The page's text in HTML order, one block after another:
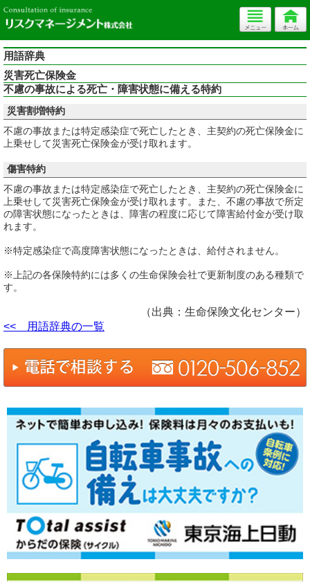
用語辞典
災害死亡保険金
不慮の事故による死亡・障害状態に備える特約
災害割増特約
不慮の事故または特定感染症で死亡したとき、主契約の死亡保険金に
上乗せして災害死亡保険金が受け取れます。
傷害特約
不慮の事故または特定感染症で死亡したとき、主契約の死亡保険金に
上乗せして災害死亡保険金が受け取れます。また、不慮の事故で所定
の障害状態になったときは、障害の程度に応じて障害給付金が受け取
れます。
※特定感染症で高度障害状態になったときは、給付されません。
※上記の各保険特約には多くの生命保険会社で更新制度のある種類で
す。
（出典：生命保険文化センター）
<< 用語辞典の一覧